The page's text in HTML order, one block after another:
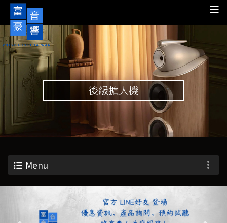
後級擴大機
Menu